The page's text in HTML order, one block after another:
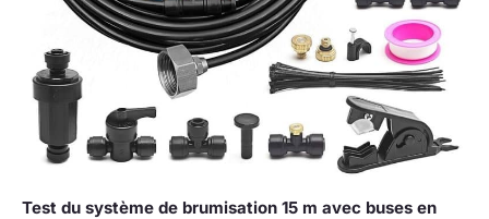
Test du système de brumisation 15 m avec buses en